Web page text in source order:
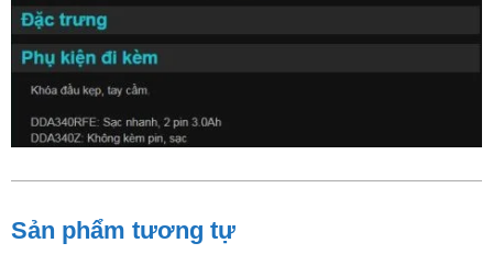
Sản phẩm tương tự